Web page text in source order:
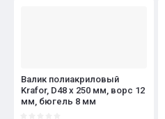
Валик полиакриловый
Krafor, D48 x 250 мм, ворс 12
мм, бюгель 8 мм